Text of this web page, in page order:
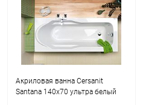
Акриловая ванна Cersanit
Santana 140x70 ультра белый